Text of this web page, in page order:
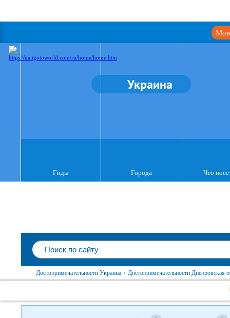
Моя
Украина
Гиды Города Что
Достопримечательности Украина / Достопримечательности Днепровская